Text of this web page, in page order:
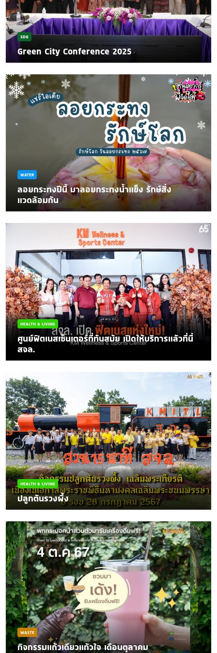
SDG
Green City Conference 2025
WATER
ลอยกระทงปีนี้ มาลอยกระทงน้ำแข็ง รักษ์สิ่ง
แวดล้อมกัน
HEALTH & LIVING
ศูนย์ฟิตเนสเซ็นเตอร์ที่ทันสมัย เปิดให้บริการแล้วที่นี่
สจล.
HEALTH & LIVING
ปลูกต้นรวงผึ้ง
WASTE
กิจกรรมแก้วเดียวแก้วใจ เดือนตุลาคม